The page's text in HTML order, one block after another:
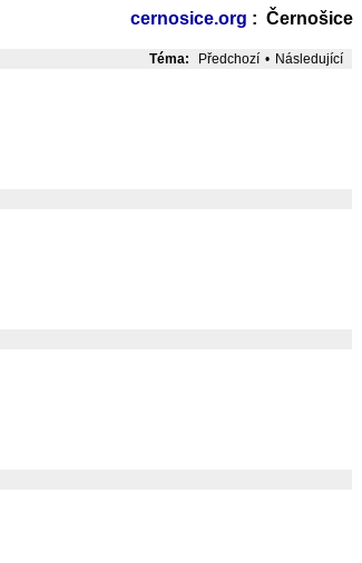
cernosice.org : Černošice
Téma:
Předchozí • Následující